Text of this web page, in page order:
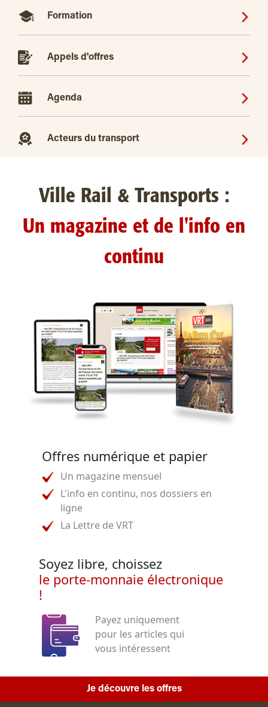
Formation
Appels d'offres
Agenda
Acteurs du transport
Ville Rail & Transports :
Un magazine et de l'info en
continu
Offres numérique et papier
Un magazine mensuel
L'info en continu, nos dossiers en
ligne
La Lettre de VRT
Soyez libre, choissez
le porte-monnaie électronique
!
Payez uniquement
pour les articles qui
vous intéressent
Je découvre les offres